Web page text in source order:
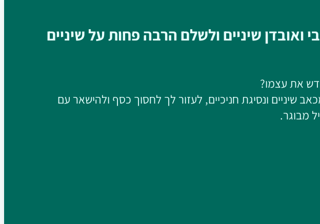
ואובדן שיניים ולשלם הרבה פחות על שיניים
את עצמו?
שיניים ונסיגת חניכיים, לעזור לך לחסוך כסף ולהישאר עם
מבוגר.